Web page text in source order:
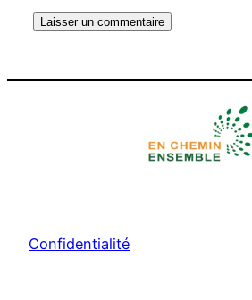
Confidentialité